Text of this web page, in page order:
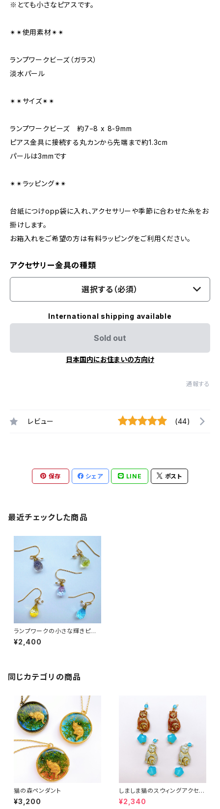
※とても小さなピアスです。
✴︎✴︎使用素材✴︎✴︎
ランプワークビーズ（ガラス）
淡水パール
✴︎✴︎サイズ✴︎✴︎
ランプワークビーズ 約7−8 x 8-9mm
ピアス金具に接続する丸カンから先端まで約1.3cm
パールは3mmです
✴︎✴︎ラッピング✴︎✴︎
台紙につけopp袋に入れ、アクセサリーや季節に合わせた糸をお
掛けします。
お箱入れをご希望の方は有料ラッピングをご利用ください。
アクセサリー金具の種類
選択する（必須）
International shipping available
Sold out
日本国内にお住まいの方向け
通報する
レビュー (44)
保存 シェア LINE ポスト
最近チェックした商品
ランプワークの小さな輝きピア
ス
¥2,400
同じカテゴリの商品
猫の森ペンダント
¥3,200
しましま猫のスウィングアクセサ
リー２
¥2,340